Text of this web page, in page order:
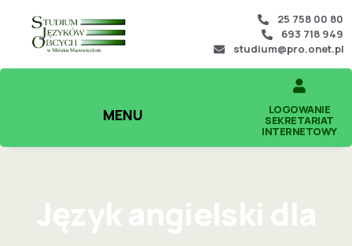
25 758 00 80
693 718 949
studium@pro.onet.pl
MENU LOGOWANIE
SEKRETARIAT
INTERNETOWY
Język angielski dla